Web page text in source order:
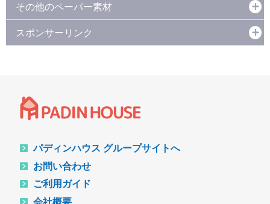
その他のペーパー素材
スポンサーリンク
パディンハウス グループサイトへ
お問い合わせ
ご利用ガイド
会社概要